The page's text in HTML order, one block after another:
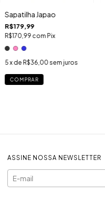
Sapatilha Japao
R$179,99
R$170,99 com Pix
5x de R$36,00 sem juros
COMPRAR
ASSINE NOSSA NEWSLETTER